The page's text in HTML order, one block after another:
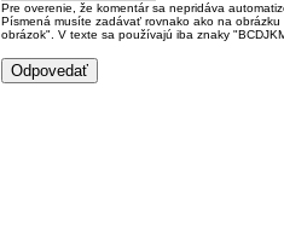
Pre overenie, že komentár sa nepridáva
Písmená musíte zadávať rovnako ako na
obrázok". V texte sa používajú iba znaky